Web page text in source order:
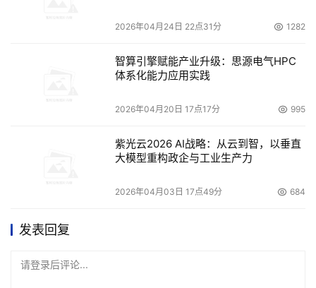
从Martin的角度看，这是一个“人们觉得自己可以不遵守
“令行禁止是一件美妙的事，”他补充道，“无政府主义则
是一件可怕的事。”
渐改变了StorageTek公司。
回忆起来，Martin说，自己主要做了几件事情，“首先就
2026年04月24日 22点31分 1282
智算引擎赋能产业升级：思源电气HPC
体系化能力应用实践
2026年04月20日 17点17分 995
紫光云2026 AI战略：从云到智，以垂直
大模型重构政企与工业生产力
2026年04月03日 17点49分 684
发表回复
请登录后评论...